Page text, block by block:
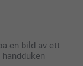
en bild av ett